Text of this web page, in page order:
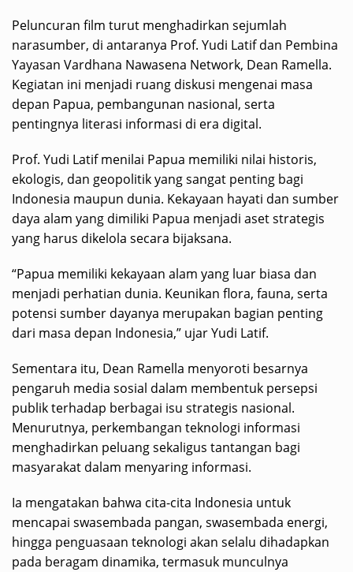
Peluncuran film turut menghadirkan sejumlah
narasumber, di antaranya Prof. Yudi Latif dan Pembina
Yayasan Vardhana Nawasena Network, Dean Ramella.
Kegiatan ini menjadi ruang diskusi mengenai masa
depan Papua, pembangunan nasional, serta
pentingnya literasi informasi di era digital.
Prof. Yudi Latif menilai Papua memiliki nilai historis,
ekologis, dan geopolitik yang sangat penting bagi
Indonesia maupun dunia. Kekayaan hayati dan sumber
daya alam yang dimiliki Papua menjadi aset strategis
yang harus dikelola secara bijaksana.
“Papua memiliki kekayaan alam yang luar biasa dan
menjadi perhatian dunia. Keunikan flora, fauna, serta
potensi sumber dayanya merupakan bagian penting
dari masa depan Indonesia,” ujar Yudi Latif.
Sementara itu, Dean Ramella menyoroti besarnya
pengaruh media sosial dalam membentuk persepsi
publik terhadap berbagai isu strategis nasional.
Menurutnya, perkembangan teknologi informasi
menghadirkan peluang sekaligus tantangan bagi
masyarakat dalam menyaring informasi.
Ia mengatakan bahwa cita-cita Indonesia untuk
mencapai swasembada pangan, swasembada energi,
hingga penguasaan teknologi akan selalu dihadapkan
pada beragam dinamika, termasuk munculnya